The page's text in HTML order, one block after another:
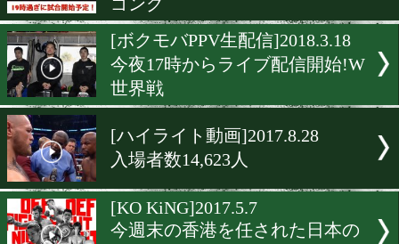
「DANGAN」が出場者を
[ボクモバPPV]2018.3.18
山中竜也の初防衛戦は19時
ゴング
[ボクモバPPV生配信
今夜17時からライブ配信開
世界戦